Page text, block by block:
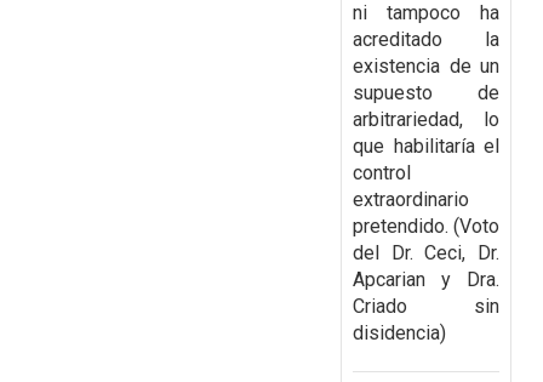
ni tampoco ha
acreditado la
existencia de un
supuesto de
arbitrariedad, lo
que habilitaría el
control
extraordinario
pretendido. (Voto
del Dr. Ceci, Dr.
Apcarian y Dra.
Criado sin
disidencia)